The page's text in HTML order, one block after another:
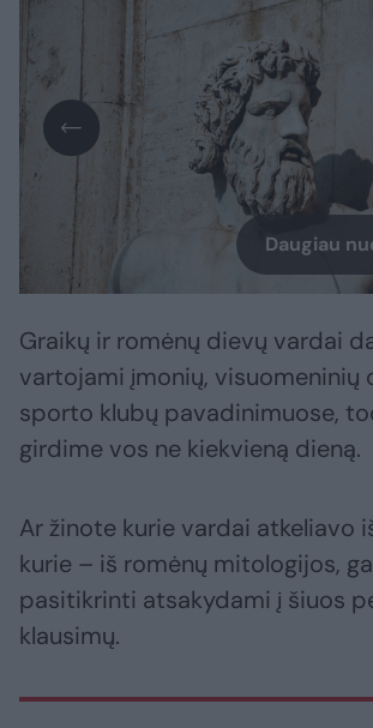
Daugiau
Graikų ir romėnų dievų vardai
vartojami įmonių, visuomeninių
sporto klubų pavadinimuose,
girdime vos ne kiekvieną dieną.
Ar žinote kurie vardai atkeliavo
kurie – iš romėnų mitologijos,
pasitikrinti atsakydami į šiuos
klausimų.